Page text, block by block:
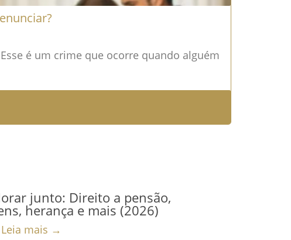
é um crime que ocorre quando alguém
junto: Direito a pensão,
herança e mais (2026)
Leia mais →